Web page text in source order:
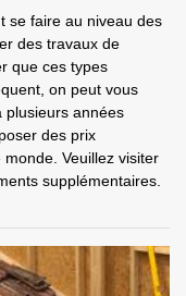
se faire au niveau des
des travaux de
que ces types
on peut vous
plusieurs années
des prix
Veuillez visiter
supplémentaires.